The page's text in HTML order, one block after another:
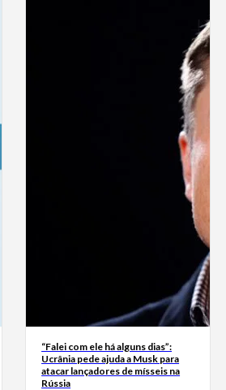
“Falei com ele há alguns dias”:
Ucrânia pede ajuda a Musk para
atacar lançadores de mísseis na
Rússia